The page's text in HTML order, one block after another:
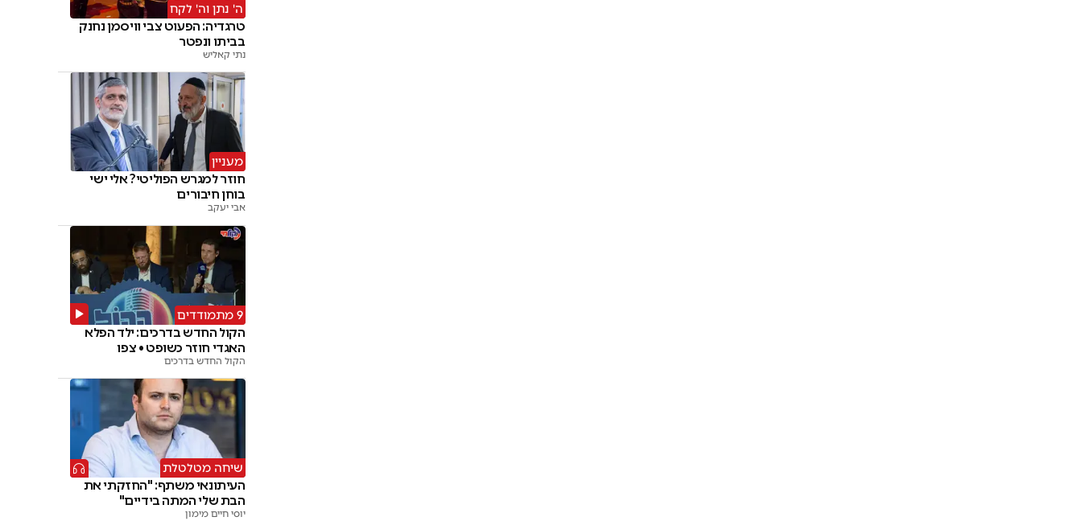
ה' נתן וה' לקח
טרגדיה: הפעוט צבי וויסמן נחנק
בביתו ונפטר
נתי קאליש
מעניין
חוזר למגרש הפוליטי? אלי ישי
בוחן חיבורים
אבי יעקב
9 מתמודדים
הקול החדש בדרכים: ילד הפלא
האגדי חוזר כשופט • צפו
הקול החדש בדרכים
שיחה מטלטלת
העיתונאי משתף: "החזקתי את
הבת שלי המתה בידיים"
יוסי חיים מימון